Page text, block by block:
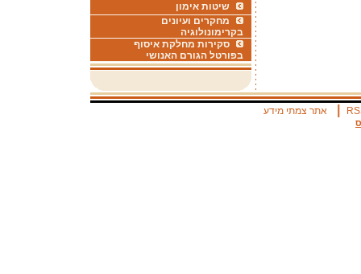
שיטות אימון
מחקרים ועיונים
בקרימונולוגיה
סקירות מחלקת איסוף
בפורטל הגורם האנושי
אתר צמתי מידע